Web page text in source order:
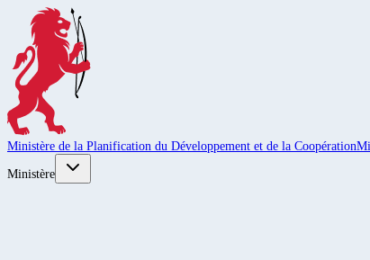
Ministère de la Planification du Développement et de la Coopération
Ministère